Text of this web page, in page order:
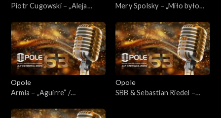
Piotr Cugowski – „Aleja
Mery Spolsky – „Miło było
„Mazowiecka kiecka”
Opole
Armia – „Aguirre” /
„Podróż na wschód” /
Opole
SBB & Sebastian Riedel –